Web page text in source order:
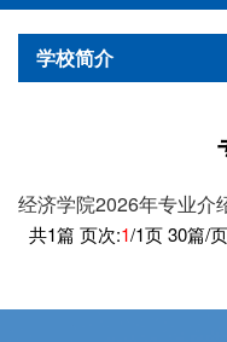
学校简介
经济学院2026年专业介
共1篇 页次:1/1页30篇/页